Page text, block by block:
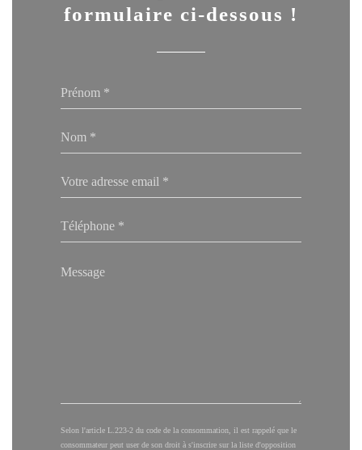
formulaire ci-dessous !
Selon l'article L.223-2 du code de la consommation, il est rappelé que le
consommateur peut user de son droit à s'inscrire sur la liste d'opposition